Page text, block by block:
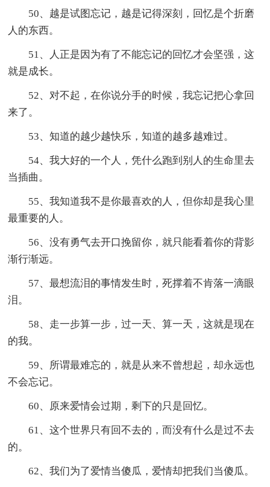
50、越是试图忘记，越是记得深刻，回忆是个折磨
人的东西。
51、人正是因为有了不能忘记的回忆才会坚强，这
就是成长。
52、对不起，在你说分手的时候，我忘记把心拿回
来了。
53、知道的越少越快乐，知道的越多越难过。
54、我大好的一个人，凭什么跑到别人的生命里去
当插曲。
55、我知道我不是你最喜欢的人，但你却是我心里
最重要的人。
56、没有勇气去开口挽留你，就只能看着你的背影
渐行渐远。
57、最想流泪的事情发生时，死撑着不肯落一滴眼
泪。
58、走一步算一步，过一天、算一天，这就是现在
的我。
59、所谓最难忘的，就是从来不曾想起，却永远也
不会忘记。
60、原来爱情会过期，剩下的只是回忆。
61、这个世界只有回不去的，而没有什么是过不去
的。
62、我们为了爱情当傻瓜，爱情却把我们当傻瓜。